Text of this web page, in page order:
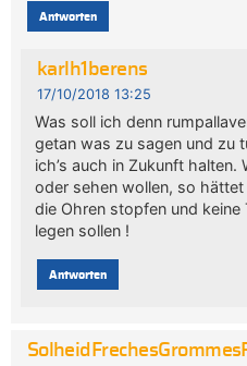
Antworten
karlh1berens
17/10/2018 13:25
Was soll ich denn
getan was zu sagen und zu
ich’s auch in Zukunft
oder sehen wollen, so
die Ohren stopfen und keine
legen sollen !
Antworten